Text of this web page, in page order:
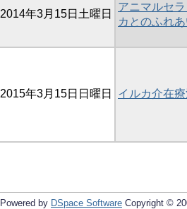
2014年3月15日土曜日
アニマルセ
カとのふれ
2015年3月15日日曜日 イルカ介在
Powered by DSpace Software Copyright ©